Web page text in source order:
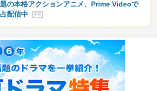
の本格アクションアニメ、Prime Videoで
配信中
P R